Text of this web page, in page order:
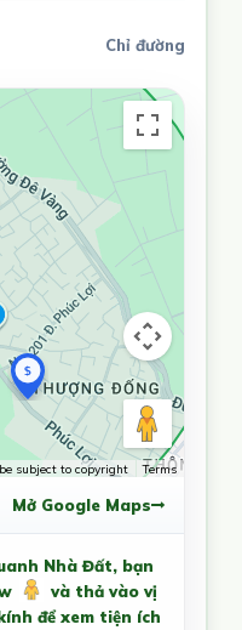
Chỉ đường
subject to copyright Terms
Mở Google Maps
Nhà Đất, bạn
và thả vào vị
để xem tiện ích